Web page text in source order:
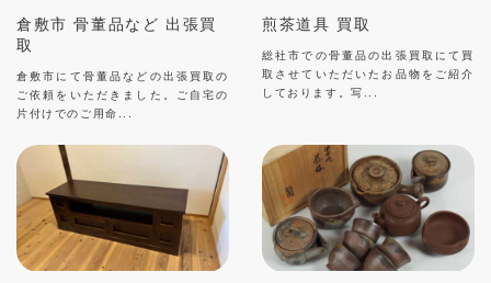
倉敷市 骨董品など 出張買
取
倉敷市にて骨董品などの出張買取の
ご依頼をいただきました。ご自宅の
片付けでのご用命...
煎茶道具 買取
総社市での骨董品の出張買取にて買
取させていただいたお品物をご紹介
しております。写...